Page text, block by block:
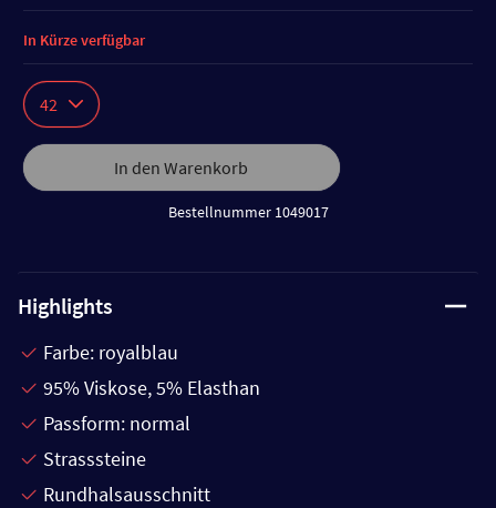
42
In den Warenkorb
Bestellnummer 1049017
In Kürze verfügbar
Highlights
Farbe: royalblau
95% Viskose, 5% Elasthan
Passform: normal
Strasssteine
Rundhalsausschnitt